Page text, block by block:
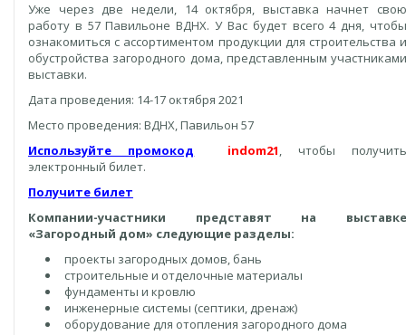
Уже через две недели, 14 октября, выставка начнет свою
работу в 57 Павильоне ВДНХ. У Вас будет всего 4 дня, чтобы
ознакомиться с ассортиментом продукции для строительства и
обустройства загородного дома, представленным участниками
выставки.
Дата проведения: 14-17 октября 2021
Место проведения: ВДНХ, Павильон 57
Используйте промокод
indom21, чтобы
электронный билет.
Получите билет
Компании-участники представят на выставке
«Загородный дом» следующие разделы:
проекты загородных домов, бань
строительные и отделочные материалы
фундаменты и кровлю
инженерные системы (септики, дренаж)
оборудование для отопления загородного дома